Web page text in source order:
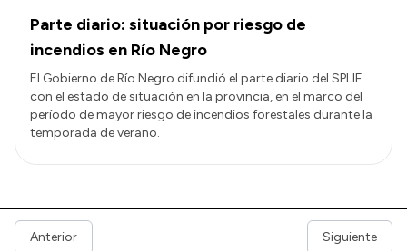
Parte diario: situación por riesgo de
incendios en Río Negro
El Gobierno de Río Negro difundió el parte diario del SPLIF
con el estado de situación en la provincia, en el marco del
período de mayor riesgo de incendios forestales durante la
temporada de verano.
Anterior Siguiente